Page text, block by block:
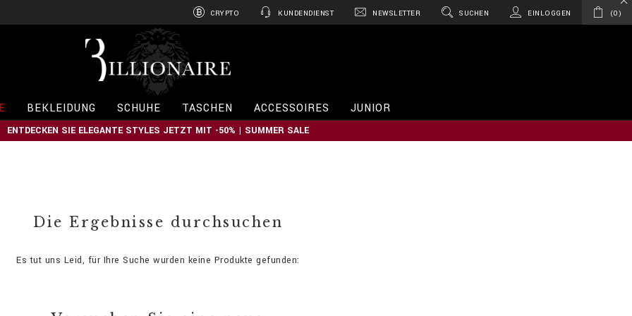
CRYPTO KUNDENDIENST NEWSLETTER SUCHEN EINLOGGEN 0
l
o
n
a
BEKLEIDUNG SCHUHE TASCHEN ACCESSOIRES JUNIOR
ENTDECKEN SIE ELEGANTE STYLES JETZT MIT -50% | SUMMER SALE
Die Ergebnisse durchsuchen
Es tut uns Leid, für Ihre Suche wurden keine Produkte gefunden: